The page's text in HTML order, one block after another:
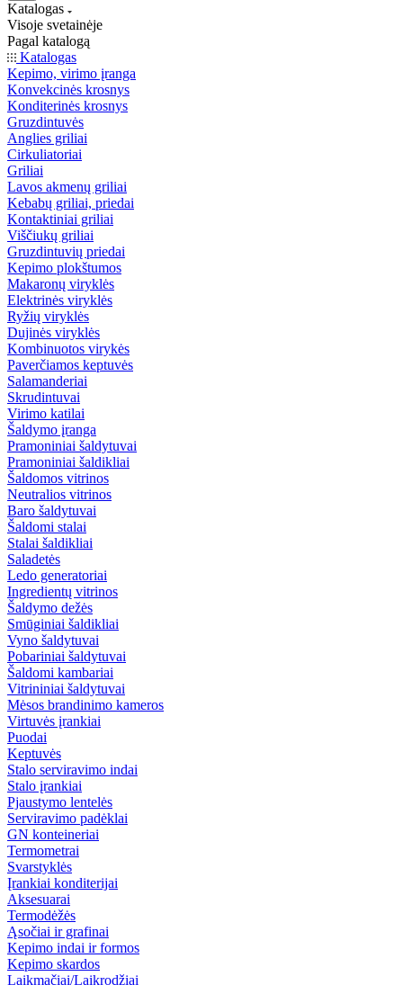
Katalogas
Visoje svetainėje
Pagal katalogą
Katalogas
Kepimo, virimo įranga
Konvekcinės krosnys
Konditerinės krosnys
Gruzdintuvės
Anglies griliai
Cirkuliatoriai
Griliai
Lavos akmenų griliai
Kebabų griliai, priedai
Kontaktiniai griliai
Viščiukų griliai
Gruzdintuvių priedai
Kepimo plokštumos
Makaronų viryklės
Elektrinės viryklės
Ryžių viryklės
Dujinės viryklės
Kombinuotos virykės
Paverčiamos keptuvės
Salamanderiai
Skrudintuvai
Virimo katilai
Šaldymo įranga
Pramoniniai šaldytuvai
Pramoniniai šaldikliai
Šaldomos vitrinos
Neutralios vitrinos
Baro šaldytuvai
Šaldomi stalai
Stalai šaldikliai
Saladetės
Ledo generatoriai
Ingredientų vitrinos
Šaldymo dežės
Smūginiai šaldikliai
Vyno šaldytuvai
Pobariniai šaldytuvai
Šaldomi kambariai
Vitrininiai šaldytuvai
Mėsos brandinimo kameros
Virtuvės įrankiai
Puodai
Keptuvės
Stalo serviravimo indai
Stalo įrankiai
Pjaustymo lentelės
Serviravimo padėklai
GN konteineriai
Termometrai
Svarstyklės
Įrankiai konditerijai
Aksesuarai
Termodėžės
Ąsočiai ir grafinai
Kepimo indai ir formos
Kepimo skardos
Laikmačiai/Laikrodžiai